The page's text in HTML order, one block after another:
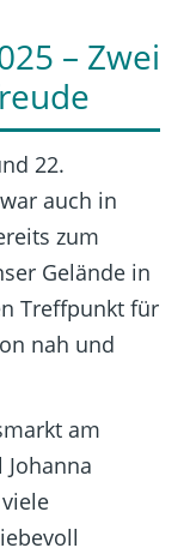
– Zwei
22.
auch in
zum
Gelände in
Treffpunkt für
nah und
am